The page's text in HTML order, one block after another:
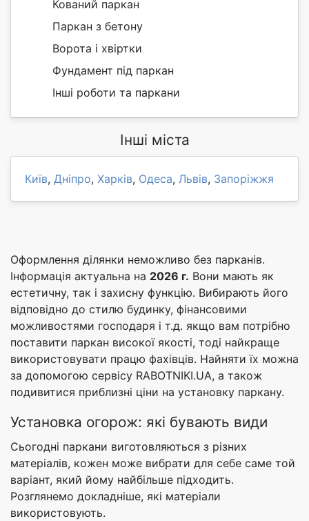
Кований паркан
Паркан з бетону
Ворота і хвіртки
Фундамент під паркан
Інші роботи та паркани
Інші міста
Київ, Дніпро, Харків, Одеса, Львів, Запоріжжя
Оформлення ділянки неможливо без парканів.
Інформація актуальна на 2026 г. Вони мають як
естетичну, так і захисну функцію. Вибирають його
відповідно до стилю будинку, фінансовими
можливостями господаря і т.д. якщо вам потрібно
поставити паркан високої якості, тоді найкраще
використовувати працю фахівців. Найняти їх можна
за допомогою сервісу RABOTNIKI.UA, а також
подивитися приблизні ціни на установку паркану.
Установка огорож: які бувають види
Сьогодні паркани виготовляються з різних
матеріалів, кожен може вибрати для себе саме той
варіант, який йому найбільше підходить.
Розглянемо докладніше, які матеріали
використовують.